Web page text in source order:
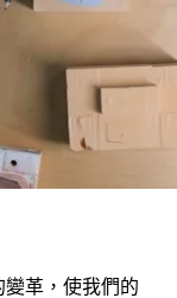
變革，使我們的